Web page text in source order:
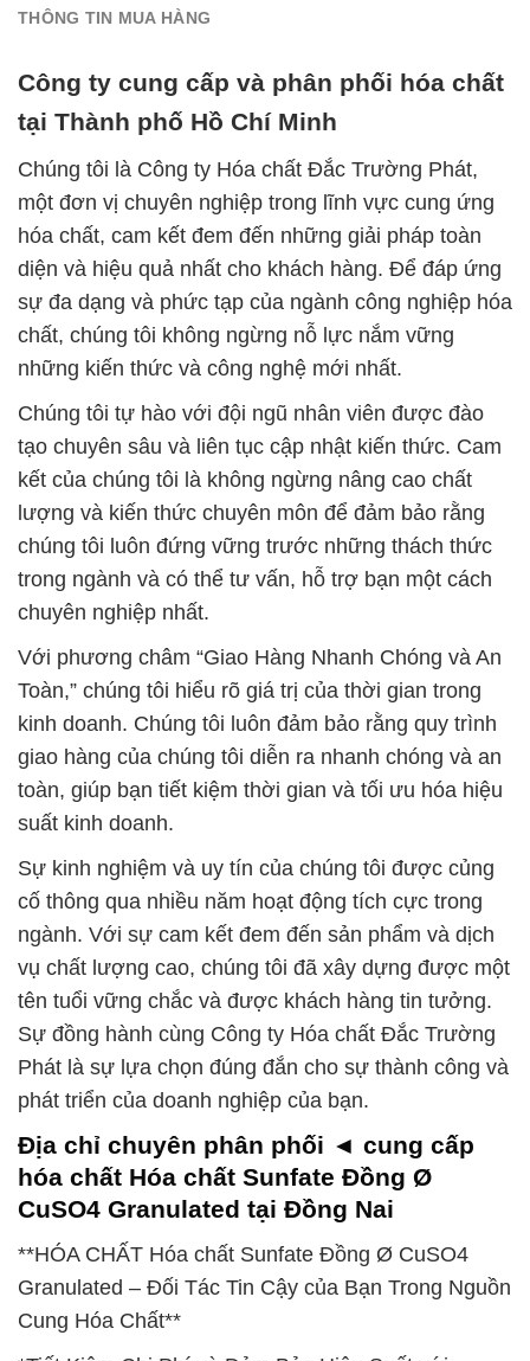
THÔNG TIN MUA HÀNG
Công ty cung cấp và phân phối hóa chất
tại Thành phố Hồ Chí Minh
Chúng tôi là Công ty Hóa chất Đắc Trường Phát,
một đơn vị chuyên nghiệp trong lĩnh vực cung ứng
hóa chất, cam kết đem đến những giải pháp toàn
diện và hiệu quả nhất cho khách hàng. Để đáp ứng
sự đa dạng và phức tạp của ngành công nghiệp hóa
chất, chúng tôi không ngừng nỗ lực nắm vững
những kiến thức và công nghệ mới nhất.
Chúng tôi tự hào với đội ngũ nhân viên được đào
tạo chuyên sâu và liên tục cập nhật kiến thức. Cam
kết của chúng tôi là không ngừng nâng cao chất
lượng và kiến thức chuyên môn để đảm bảo rằng
chúng tôi luôn đứng vững trước những thách thức
trong ngành và có thể tư vấn, hỗ trợ bạn một cách
chuyên nghiệp nhất.
Với phương châm “Giao Hàng Nhanh Chóng và An
Toàn,” chúng tôi hiểu rõ giá trị của thời gian trong
kinh doanh. Chúng tôi luôn đảm bảo rằng quy trình
giao hàng của chúng tôi diễn ra nhanh chóng và an
toàn, giúp bạn tiết kiệm thời gian và tối ưu hóa hiệu
suất kinh doanh.
Sự kinh nghiệm và uy tín của chúng tôi được củng
cố thông qua nhiều năm hoạt động tích cực trong
ngành. Với sự cam kết đem đến sản phẩm và dịch
vụ chất lượng cao, chúng tôi đã xây dựng được một
tên tuổi vững chắc và được khách hàng tin tưởng.
Sự đồng hành cùng Công ty Hóa chất Đắc Trường
Phát là sự lựa chọn đúng đắn cho sự thành công và
phát triển của doanh nghiệp của bạn.
Địa chỉ chuyên phân phối ◄ cung cấp
hóa chất Hóa chất Sunfate Đồng Ø
CuSO4 Granulated tại Đồng Nai
**HÓA CHẤT Hóa chất Sunfate Đồng Ø CuSO4
Granulated – Đối Tác Tin Cậy của Bạn Trong Nguồn
Cung Hóa Chất**